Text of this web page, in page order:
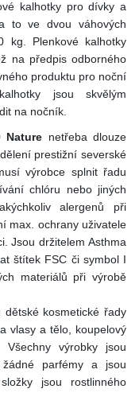
kalhotky pro dívky a
to ve dvou váhových
Plenkové kalhotky
na předpis odborného
produktu pro noční
jsou skvělým
na nočník.
Nature netřeba dlouze
prestižní severské
výrobce splnit řadu
chlóru nebo jiných
alergenů při
max. ochrany uživatele
Jsou držitelem Asthma
štítek FSC či symbol I
materiálů při výrobě
kosmetické řady
vlasy a tělo, koupelový
výrobky jsou
žádné parfémy a jsou
jsou rostlinného